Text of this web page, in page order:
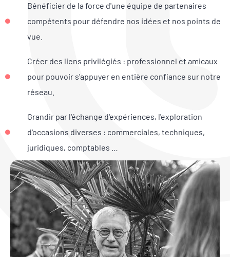
Bénéficier de la force d'une équipe de partenaires
compétents pour défendre nos idées et nos points de
vue.
Créer des liens privilégiés : professionnel et amicaux
pour pouvoir s'appuyer en entière confiance sur notre
réseau.
Grandir par l'échange d'expériences, l'exploration
d'occasions diverses : commerciales, techniques,
juridiques, comptables …